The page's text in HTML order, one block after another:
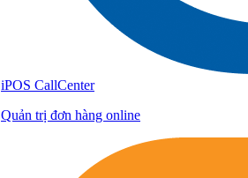
iPOS CallCenter
Quản trị đơn hàng online